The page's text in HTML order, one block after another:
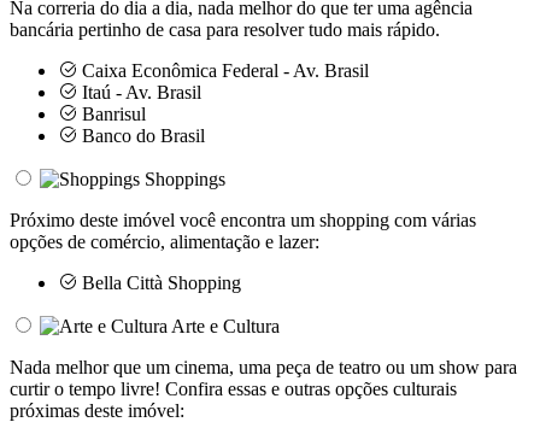
Na correria do dia a dia, nada melhor do que ter uma agência
bancária pertinho de casa para resolver tudo mais rápido.
Caixa Econômica Federal - Av. Brasil
Itaú - Av. Brasil
Banrisul
Banco do Brasil
Shoppings
Próximo deste imóvel você encontra um shopping com várias
opções de comércio, alimentação e lazer:
Bella Città Shopping
Arte e Cultura
Nada melhor que um cinema, uma peça de teatro ou um show para
curtir o tempo livre! Confira essas e outras opções culturais
próximas deste imóvel: